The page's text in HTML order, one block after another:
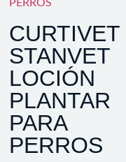
CURTIVET
STANVET
LOCIÓN
PLANTAR
PARA
PERROS